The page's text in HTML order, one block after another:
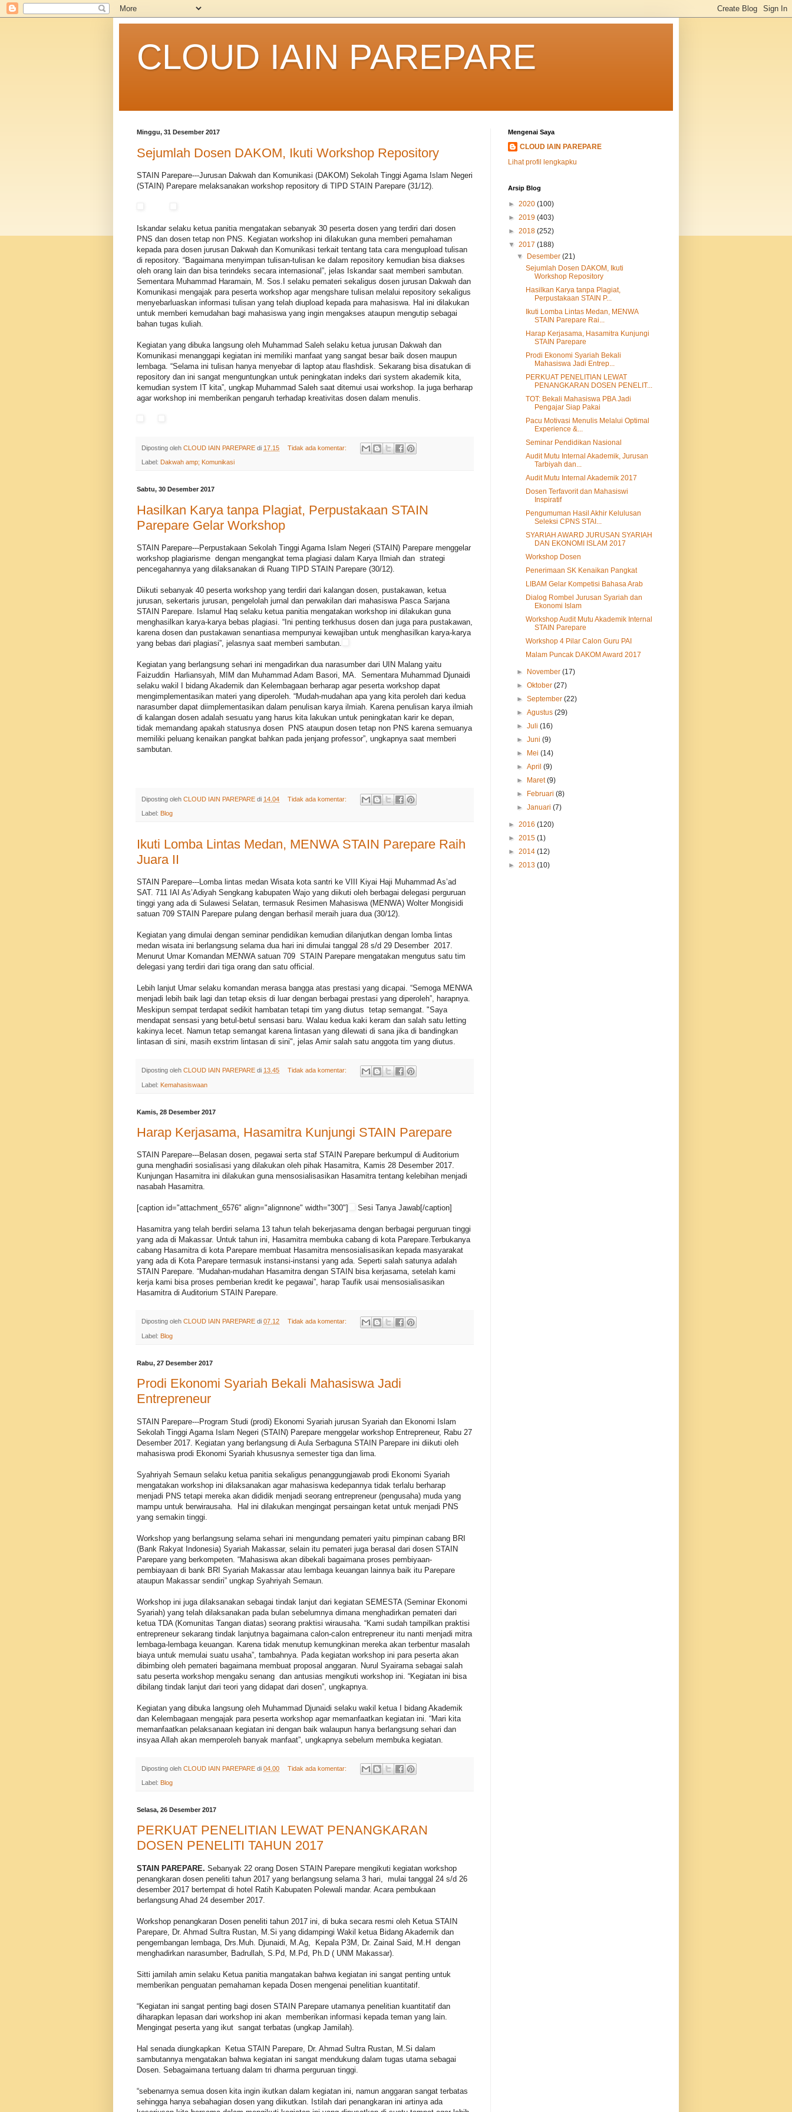
CLOUD IAIN PAREPARE
Minggu, 31 Desember 2017
Sejumlah Dosen DAKOM, Ikuti Workshop Repository
STAIN Parepare---Jurusan Dakwah dan Komunikasi (DAKOM) Sekolah Tinggi Agama Islam Negeri
(STAIN) Parepare melaksanakan workshop repository di TIPD STAIN Parepare (31/12).
Iskandar selaku ketua panitia mengatakan sebanyak 30 peserta dosen yang terdiri dari dosen
PNS dan dosen tetap non PNS. Kegiatan workshop ini dilakukan guna memberi pemahaman
kepada para dosen jurusan Dakwah dan Komunikasi terkait tentang tata cara mengupload tulisan
di repository. “Bagaimana menyimpan tulisan-tulisan ke dalam repository kemudian bisa diakses
oleh orang lain dan bisa terindeks secara internasional”, jelas Iskandar saat memberi sambutan.
Sementara Muhammad Haramain, M. Sos.I selaku pemateri sekaligus dosen jurusan Dakwah dan
Komunikasi mengajak para peserta workshop agar mengshare tulisan melalui repository sekaligus
menyebarluaskan informasi tulisan yang telah diupload kepada para mahasiswa. Hal ini dilakukan
untuk memberi kemudahan bagi mahasiswa yang ingin mengakses ataupun mengutip sebagai
bahan tugas kuliah.
Kegiatan yang dibuka langsung oleh Muhammad Saleh selaku ketua jurusan Dakwah dan
Komunikasi menanggapi kegiatan ini memiliki manfaat yang sangat besar baik dosen maupun
lembaga. “Selama ini tulisan hanya menyebar di laptop atau flashdisk. Sekarang bisa disatukan di
repository dan ini sangat menguntungkan untuk peningkatan indeks dari system akademik kita,
kemudian system IT kita”, ungkap Muhammad Saleh saat ditemui usai workshop. Ia juga berharap
agar workshop ini memberikan pengaruh terhadap kreativitas dosen dalam menulis.
Diposting oleh CLOUD IAIN PAREPARE di 17.15 Tidak ada komentar:
Label: Dakwah amp; Komunikasi
Sabtu, 30 Desember 2017
Hasilkan Karya tanpa Plagiat, Perpustakaan STAIN
Parepare Gelar Workshop
STAIN Parepare---Perpustakaan Sekolah Tinggi Agama Islam Negeri (STAIN) Parepare menggelar
workshop plagiarisme dengan mengangkat tema plagiasi dalam Karya Ilmiah dan strategi
pencegahannya yang dilaksanakan di Ruang TIPD STAIN Parepare (30/12).
Diikuti sebanyak 40 peserta workshop yang terdiri dari kalangan dosen, pustakawan, ketua
jurusan, sekertaris jurusan, pengelolah jurnal dan perwakilan dari mahasiswa Pasca Sarjana
STAIN Parepare. Islamul Haq selaku ketua panitia mengatakan workshop ini dilakukan guna
menghasilkan karya-karya bebas plagiasi. “Ini penting terkhusus dosen dan juga para pustakawan,
karena dosen dan pustakawan senantiasa mempunyai kewajiban untuk menghasilkan karya-karya
yang bebas dari plagiasi”, jelasnya saat memberi sambutan.
Kegiatan yang berlangsung sehari ini mengadirkan dua narasumber dari UIN Malang yaitu
Faizuddin Harliansyah, MIM dan Muhammad Adam Basori, MA. Sementara Muhammad Djunaidi
selaku wakil I bidang Akademik dan Kelembagaan berharap agar peserta workshop dapat
mengimplementasikan materi yang diperoleh. “Mudah-mudahan apa yang kita peroleh dari kedua
narasumber dapat diimplementasikan dalam penulisan karya ilmiah. Karena penulisan karya ilmiah
di kalangan dosen adalah sesuatu yang harus kita lakukan untuk peningkatan karir ke depan,
tidak memandang apakah statusnya dosen PNS ataupun dosen tetap non PNS karena semuanya
memiliki peluang kenaikan pangkat bahkan pada jenjang professor”, ungkapnya saat memberi
sambutan.
Diposting oleh CLOUD IAIN PAREPARE di 14.04 Tidak ada komentar:
Label: Blog
Ikuti Lomba Lintas Medan, MENWA STAIN Parepare Raih
Juara II
STAIN Parepare---Lomba lintas medan Wisata kota santri ke VIII Kiyai Haji Muhammad As’ad
SAT. 711 IAI As’Adiyah Sengkang kabupaten Wajo yang diikuti oleh berbagai delegasi perguruan
tinggi yang ada di Sulawesi Selatan, termasuk Resimen Mahasiswa (MENWA) Wolter Mongisidi
satuan 709 STAIN Parepare pulang dengan berhasil meraih juara dua (30/12).
Kegiatan yang dimulai dengan seminar pendidikan kemudian dilanjutkan dengan lomba lintas
medan wisata ini berlangsung selama dua hari ini dimulai tanggal 28 s/d 29 Desember 2017.
Menurut Umar Komandan MENWA satuan 709 STAIN Parepare mengatakan mengutus satu tim
delegasi yang terdiri dari tiga orang dan satu official.
Lebih lanjut Umar selaku komandan merasa bangga atas prestasi yang dicapai. “Semoga MENWA
menjadi lebih baik lagi dan tetap eksis di luar dengan berbagai prestasi yang diperoleh”, harapnya.
Meskipun sempat terdapat sedikit hambatan tetapi tim yang diutus tetap semangat. "Saya
mendapat sensasi yang betul-betul sensasi baru. Walau kedua kaki keram dan salah satu letting
kakinya lecet. Namun tetap semangat karena lintasan yang dilewati di sana jika di bandingkan
lintasan di sini, masih exstrim lintasan di sini", jelas Amir salah satu anggota tim yang diutus.
Diposting oleh CLOUD IAIN PAREPARE di 13.45 Tidak ada komentar:
Label: Kemahasiswaan
Kamis, 28 Desember 2017
Harap Kerjasama, Hasamitra Kunjungi STAIN Parepare
STAIN Parepare---Belasan dosen, pegawai serta staf STAIN Parepare berkumpul di Auditorium
guna menghadiri sosialisasi yang dilakukan oleh pihak Hasamitra, Kamis 28 Desember 2017.
Kunjungan Hasamitra ini dilakukan guna mensosialisasikan Hasamitra tentang kelebihan menjadi
nasabah Hasamitra.
[caption id="attachment_6576" align="alignnone" width="300"] Sesi Tanya Jawab[/caption]
Hasamitra yang telah berdiri selama 13 tahun telah bekerjasama dengan berbagai perguruan tinggi
yang ada di Makassar. Untuk tahun ini, Hasamitra membuka cabang di kota Parepare.Terbukanya
cabang Hasamitra di kota Parepare membuat Hasamitra mensosialisasikan kepada masyarakat
yang ada di Kota Parepare termasuk instansi-instansi yang ada. Seperti salah satunya adalah
STAIN Parepare. “Mudahan-mudahan Hasamitra dengan STAIN bisa kerjasama, setelah kami
kerja kami bisa proses pemberian kredit ke pegawai”, harap Taufik usai mensosialisasikan
Hasamitra di Auditorium STAIN Parepare.
Diposting oleh CLOUD IAIN PAREPARE di 07.12 Tidak ada komentar:
Label: Blog
Rabu, 27 Desember 2017
Prodi Ekonomi Syariah Bekali Mahasiswa Jadi
Entrepreneur
STAIN Parepare---Program Studi (prodi) Ekonomi Syariah jurusan Syariah dan Ekonomi Islam
Sekolah Tinggi Agama Islam Negeri (STAIN) Parepare menggelar workshop Entrepreneur, Rabu 27
Desember 2017. Kegiatan yang berlangsung di Aula Serbaguna STAIN Parepare ini diikuti oleh
mahasiswa prodi Ekonomi Syariah khususnya semester tiga dan lima.
Syahriyah Semaun selaku ketua panitia sekaligus penanggungjawab prodi Ekonomi Syariah
mengatakan workshop ini dilaksanakan agar mahasiswa kedepannya tidak terlalu berharap
menjadi PNS tetapi mereka akan dididik menjadi seorang entrepreneur (pengusaha) muda yang
mampu untuk berwirausaha. Hal ini dilakukan mengingat persaingan ketat untuk menjadi PNS
yang semakin tinggi.
Workshop yang berlangsung selama sehari ini mengundang pemateri yaitu pimpinan cabang BRI
(Bank Rakyat Indonesia) Syariah Makassar, selain itu pemateri juga berasal dari dosen STAIN
Parepare yang berkompeten. “Mahasiswa akan dibekali bagaimana proses pembiyaan-
pembiayaan di bank BRI Syariah Makassar atau lembaga keuangan lainnya baik itu Parepare
ataupun Makassar sendiri” ungkap Syahriyah Semaun.
Workshop ini juga dilaksanakan sebagai tindak lanjut dari kegiatan SEMESTA (Seminar Ekonomi
Syariah) yang telah dilaksanakan pada bulan sebelumnya dimana menghadirkan pemateri dari
ketua TDA (Komunitas Tangan diatas) seorang praktisi wirausaha. “Kami sudah tampilkan praktisi
entrepreneur sekarang tindak lanjutnya bagaimana calon-calon entrepreneur itu nanti menjadi mitra
lembaga-lembaga keuangan. Karena tidak menutup kemungkinan mereka akan terbentur masalah
biaya untuk memulai suatu usaha”, tambahnya. Pada kegiatan workshop ini para peserta akan
dibimbing oleh pemateri bagaimana membuat proposal anggaran. Nurul Syairama sebagai salah
satu peserta workshop mengaku senang dan antusias mengikuti workshop ini. “Kegiatan ini bisa
dibilang tindak lanjut dari teori yang didapat dari dosen”, ungkapnya.
Kegiatan yang dibuka langsung oleh Muhammad Djunaidi selaku wakil ketua I bidang Akademik
dan Kelembagaan mengajak para peserta workshop agar memanfaatkan kegiatan ini. “Mari kita
memanfaatkan pelaksanaan kegiatan ini dengan baik walaupun hanya berlangsung sehari dan
insyaa Allah akan memperoleh banyak manfaat”, ungkapnya sebelum membuka kegiatan.
Diposting oleh CLOUD IAIN PAREPARE di 04.00 Tidak ada komentar:
Label: Blog
Selasa, 26 Desember 2017
PERKUAT PENELITIAN LEWAT PENANGKARAN
DOSEN PENELITI TAHUN 2017
STAIN PAREPARE. Sebanyak 22 orang Dosen STAIN Parepare mengikuti kegiatan workshop
penangkaran dosen peneliti tahun 2017 yang berlangsung selama 3 hari, mulai tanggal 24 s/d 26
desember 2017 bertempat di hotel Ratih Kabupaten Polewali mandar. Acara pembukaan
berlangsung Ahad 24 desember 2017.
Workshop penangkaran Dosen peneliti tahun 2017 ini, di buka secara resmi oleh Ketua STAIN
Parepare, Dr. Ahmad Sultra Rustan, M.Si yang didampingi Wakil ketua Bidang Akademik dan
pengembangan lembaga, Drs.Muh. Djunaidi, M.Ag, Kepala P3M, Dr. Zainal Said, M.H dengan
menghadirkan narasumber, Badrullah, S.Pd, M.Pd, Ph.D ( UNM Makassar).
Sitti jamilah amin selaku Ketua panitia mangatakan bahwa kegiatan ini sangat penting untuk
memberikan penguatan pemahaman kepada Dosen mengenai penelitian kuantitatif.
“Kegiatan ini sangat penting bagi dosen STAIN Parepare utamanya penelitian kuantitatif dan
diharapkan lepasan dari workshop ini akan memberikan informasi kepada teman yang lain.
Mengingat peserta yang ikut sangat terbatas (ungkap Jamilah).
Hal senada diungkapkan Ketua STAIN Parepare, Dr. Ahmad Sultra Rustan, M.Si dalam
sambutannya mengatakan bahwa kegiatan ini sangat mendukung dalam tugas utama sebagai
Dosen. Sebagaimana tertuang dalam tri dharma perguruan tinggi.
“sebenarnya semua dosen kita ingin ikutkan dalam kegiatan ini, namun anggaran sangat terbatas
sehingga hanya sebahagian dosen yang diikutkan. Istilah dari penangkaran ini artinya ada
Mengenai Saya
CLOUD IAIN PAREPARE
Lihat profil lengkapku
Arsip Blog
► 2020 (100)
► 2019 (403)
► 2018 (252)
▼ 2017 (188)
▼
Desember(21)
Sejumlah Dosen DAKOM, Ikuti
Workshop Repository
Hasilkan Karya tanpa Plagiat,
Perpustakaan STAIN P...
Ikuti Lomba Lintas Medan, MENWA
STAIN Parepare Rai...
Harap Kerjasama, Hasamitra Kunjungi
STAIN Parepare
Prodi Ekonomi Syariah Bekali
Mahasiswa Jadi Entrep...
PERKUAT PENELITIAN LEWAT
PENANGKARAN DOSEN PENELIT...
TOT: Bekali Mahasiswa PBA Jadi
Pengajar Siap Pakai
Pacu Motivasi Menulis Melalui Optimal
Experience &...
Seminar Pendidikan Nasional
Audit Mutu Internal Akademik, Jurusan
Tarbiyah dan...
Audit Mutu Internal Akademik 2017
Dosen Terfavorit dan Mahasiswi
Inspiratif
Pengumuman Hasil Akhir Kelulusan
Seleksi CPNS STAI...
SYARIAH AWARD JURUSAN SYARIAH
DAN EKONOMI ISLAM 2017
Workshop Dosen
Penerimaan SK Kenaikan Pangkat
LIBAM Gelar Kompetisi Bahasa Arab
Dialog Rombel Jurusan Syariah dan
Ekonomi Islam
Workshop Audit Mutu Akademik Internal
STAIN Parepare
Workshop 4 Pilar Calon Guru PAI
Malam Puncak DAKOM Award 2017
► November(17)
►Oktober(27)
►September(22)
►Agustus(29)
►Juli(16)
►Juni(9)
►
Mei(14)
►April(9)
►
Maret(9)
►
Februari(8)
►Januari(7)
► 2016 (120)
► 2015 (1)
► 2014 (12)
► 2013 (10)